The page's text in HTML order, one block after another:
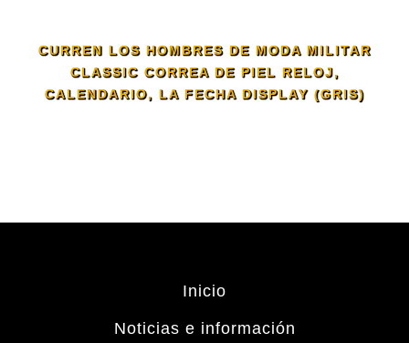
CURREN LOS HOMBRES DE MODA MILITAR
CLASSIC CORREA DE PIEL RELOJ,
CALENDARIO, LA FECHA DISPLAY (GRIS)
Inicio
Noticias e información